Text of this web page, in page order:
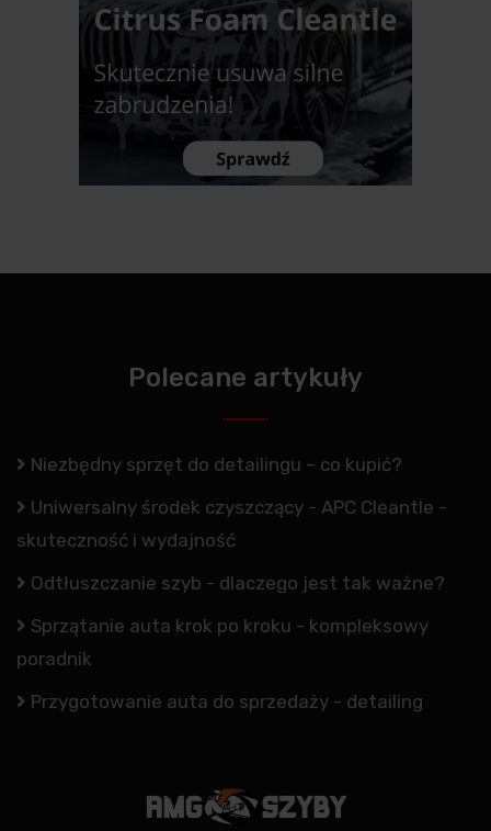
Polecane artykuły
Niezbędny sprzęt do detailingu – co kupić?
Uniwersalny środek czyszczący - APC Cleantle -
skuteczność i wydajność
Odtłuszczanie szyb - dlaczego jest tak ważne?
Sprzątanie auta krok po kroku - kompleksowy
poradnik
Przygotowanie auta do sprzedaży - detailing